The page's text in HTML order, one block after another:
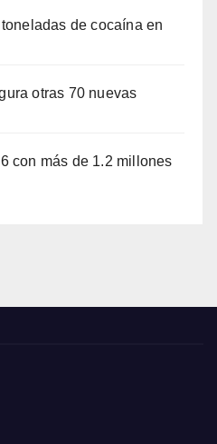
de cocaína en
otras 70 nuevas
con más de 1.2 millones